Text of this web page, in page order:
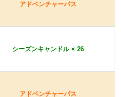
アドベンチャーパス
シーズンキャンドル × 26
アドベンチャーパス